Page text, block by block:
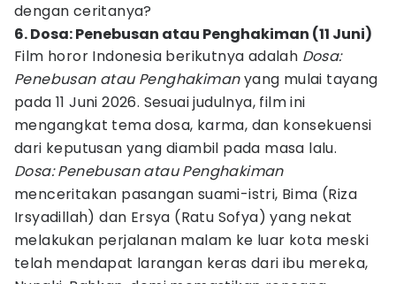
dengan ceritanya?
6. Dosa: Penebusan atau Penghakiman (11 Juni)
Film horor Indonesia berikutnya adalah Dosa:
Penebusan atau Penghakimanyang mulai tayang
pada 11 Juni 2026. Sesuai judulnya, film ini
mengangkat tema dosa, karma, dan konsekuensi
dari keputusan yang diambil pada masa lalu.
Dosa: Penebusan atau Penghakiman
menceritakan pasangan suami-istri, Bima (Riza
Irsyadillah) dan Ersya (Ratu Sofya) yang nekat
melakukan perjalanan malam ke luar kota meski
telah mendapat larangan keras dari ibu mereka,